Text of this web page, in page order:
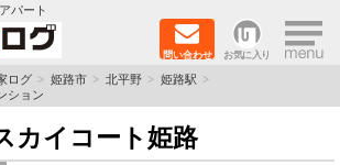
パート
問い合わせ お気に入り ×
ログ 姫路市 北平野
姫路駅
ション
カイコート姫路